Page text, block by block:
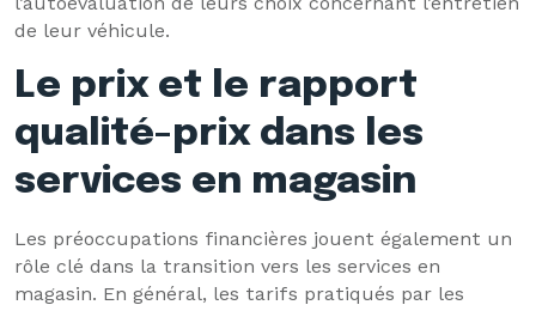
de leur véhicule.
Le prix et le rapport
qualité-prix dans les
services en magasin
Les préoccupations financières jouent également un
rôle clé dans la transition vers les services en
magasin. En général, les tarifs pratiqués par les